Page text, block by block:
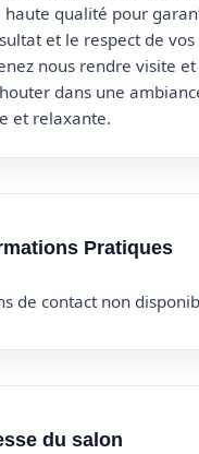
haute qualité pour
et le respect de vos
nous rendre visite et
dans une
et relaxante.
Pratiques
de contact non
du salon